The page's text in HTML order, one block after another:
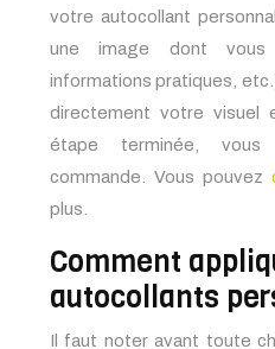
votre autocollant
une image dont vous
informations pratiques,
directement votre visuel
étape terminée,
commande. Vous pouvez
plus.
Comment
autocollants
Il faut noter avant toute